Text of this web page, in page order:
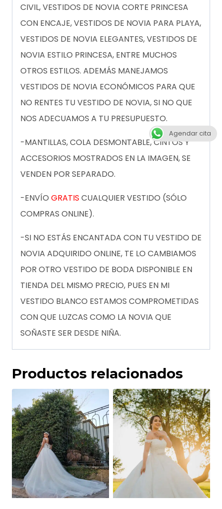
CIVIL, VESTIDOS DE NOVIA CORTE PRINCESA
CON ENCAJE, VESTIDOS DE NOVIA PARA PLAYA,
VESTIDOS DE NOVIA ELEGANTES, VESTIDOS DE
NOVIA ESTILO PRINCESA, ENTRE MUCHOS
OTROS ESTILOS. ADEMÁS MANEJAMOS
VESTIDOS DE NOVIA ECONÓMICOS PARA QUE
NO RENTES TU VESTIDO DE NOVIA, SI NO QUE
NOS ADECUAMOS A TU PRESUPUESTO.
-MANTILLAS, COLA DESMONTABLE, CINTOS Y
ACCESORIOS MOSTRADOS EN LA IMAGEN, SE
VENDEN POR SEPARADO.
-ENVÍO GRATIS CUALQUIER VESTIDO (SÓLO
COMPRAS ONLINE).
-SI NO ESTÁS ENCANTADA CON TU VESTIDO DE
NOVIA ADQUIRIDO ONLINE, TE LO CAMBIAMOS
POR OTRO VESTIDO DE BODA DISPONIBLE EN
TIENDA DEL MISMO PRECIO, PUES EN MI
VESTIDO BLANCO ESTAMOS COMPROMETIDAS
CON QUE LUZCAS COMO LA NOVIA QUE
SOÑASTE SER DESDE NIÑA.
Productos relacionados
Agendar cita